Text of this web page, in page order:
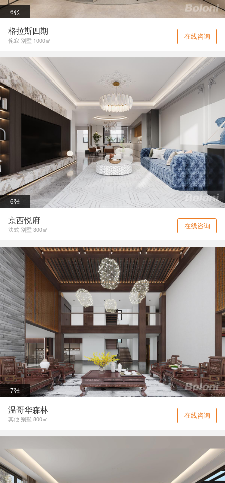
6张
格拉斯四期
侘寂 别墅 1000㎡ 在线咨询
6张
京西悦府
法式 别墅 300㎡ 在线咨询
7张
温哥华森林
其他 别墅 800㎡ 在线咨询